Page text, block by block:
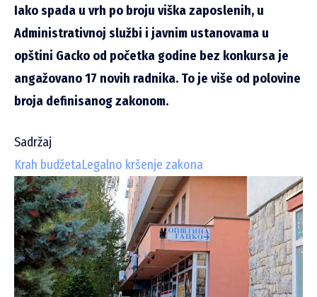
Iako spada u vrh po broju viška zaposlenih, u
Administrativnoj službi i javnim ustanovama u
opštini Gacko od početka godine bez konkursa je
angažovano 17 novih radnika. To je više od polovine
broja definisanog zakonom.
Sadržaj
Krah budžetaLegalno kršenje zakona